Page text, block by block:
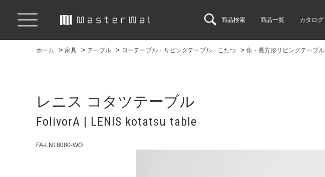
商品検索 商品一覧 カタログ
ホーム > 家具 > テーブル > ローテーブル・リビングテーブル・こたつ > 角・長方形リビングテーブル
レニス コタツテーブル
FolivorA | LENIS kotatsu table
FA-LN18080-WO